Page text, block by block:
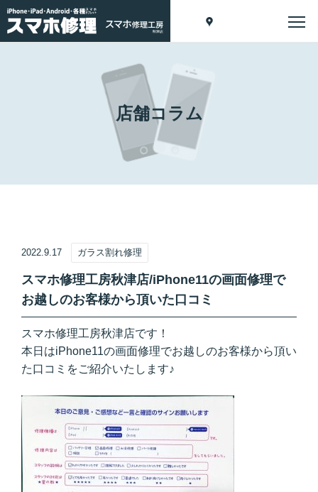
店舗コラム
2022.9.17 ガラス割れ修理
スマホ修理工房秋津店/iPhone11の画面修理で
お越しのお客様から頂いた口コミ
スマホ修理工房秋津店です！
本日はiPhone11の画面修理でお越しのお客様から頂い
た口コミをご紹介いたします♪